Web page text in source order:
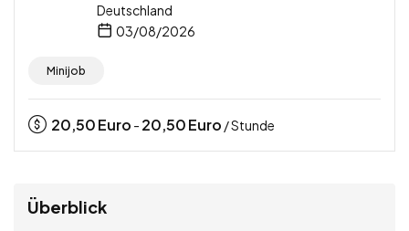
Deutschland
03/08/2026
Minijob
20,50Euro - 20,50Euro / Stunde
Überblick